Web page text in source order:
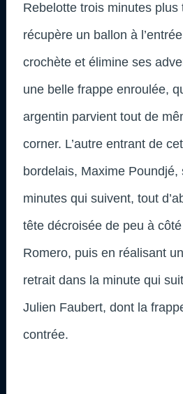
Rebelotte trois minutes plus
récupère un ballon à
crochète et élimine ses
une belle frappe enroulée,
argentin parvient tout de
corner. L’autre entrant de
bordelais, Maxime Poundjé,
minutes qui suivent, tout
tête décroisée de peu à
Romero, puis en réalisant
retrait dans la minute qui
Julien Faubert, dont la
contrée.